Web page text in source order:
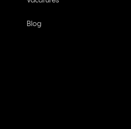
Blog